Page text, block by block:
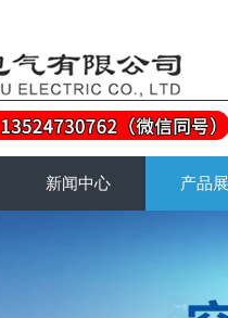
新闻中心 产品